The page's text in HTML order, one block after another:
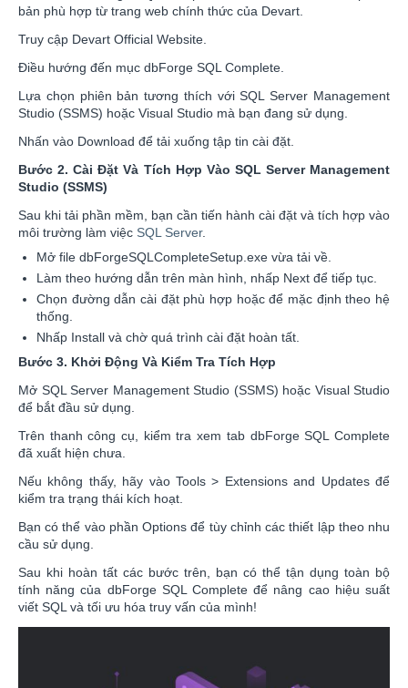
bản phù hợp từ trang web chính thức của Devart.
Truy cập Devart Official Website.
Điều hướng đến mục dbForge SQL Complete.
Lựa chọn phiên bản tương thích với SQL Server Management
Studio (SSMS) hoặc Visual Studio mà bạn đang sử dụng.
Nhấn vào Download để tải xuống tập tin cài đặt.
Bước 2. Cài Đặt Và Tích Hợp Vào SQL Server Management
Studio (SSMS)
Sau khi tải phần mềm, bạn cần tiến hành cài đặt và tích hợp vào
môi trường làm việc SQL Server.
Mở file dbForgeSQLCompleteSetup.exe vừa tải về.
Làm theo hướng dẫn trên màn hình, nhấp Next để tiếp tục.
Chọn đường dẫn cài đặt phù hợp hoặc để mặc định theo hệ
thống.
Nhấp Install và chờ quá trình cài đặt hoàn tất.
Bước 3. Khởi Động Và Kiểm Tra Tích Hợp
Mở SQL Server Management Studio (SSMS) hoặc Visual Studio
để bắt đầu sử dụng.
Trên thanh công cụ, kiểm tra xem tab dbForge SQL Complete
đã xuất hiện chưa.
Nếu không thấy, hãy vào Tools > Extensions and Updates để
kiểm tra trạng thái kích hoạt.
Bạn có thể vào phần Options để tùy chỉnh các thiết lập theo nhu
cầu sử dụng.
Sau khi hoàn tất các bước trên, bạn có thể tận dụng toàn bộ
tính năng của dbForge SQL Complete để nâng cao hiệu suất
viết SQL và tối ưu hóa truy vấn của mình!